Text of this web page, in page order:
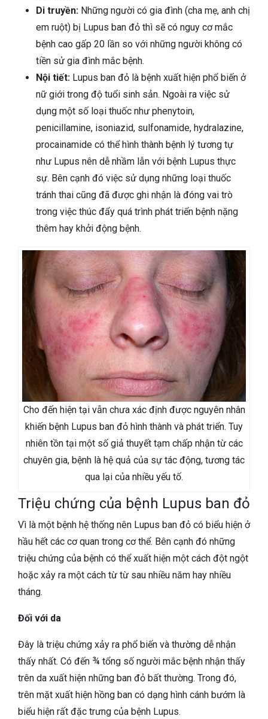
Di truyền: Những người có gia đình (cha mẹ, anh chị
em ruột) bị Lupus ban đỏ thì sẽ có nguy cơ mắc
bệnh cao gấp 20 lần so với những người không có
tiền sử gia đình mắc bệnh.
Nội tiết: Lupus ban đỏ là bệnh xuất hiện phổ biến ở
nữ giới trong độ tuổi sinh sản. Ngoài ra việc sử
dụng một số loại thuốc như phenytoin,
penicillamine, isoniazid, sulfonamide, hydralazine,
procainamide có thể hình thành bệnh lý tương tự
như Lupus nên dễ nhầm lẫn với bệnh Lupus thực
sự. Bên cạnh đó việc sử dụng những loại thuốc
tránh thai cũng đã được ghi nhận là đóng vai trò
trong việc thúc đẩy quá trình phát triển bệnh nặng
thêm hay khởi động bệnh.
Cho đến hiện tại vẫn chưa xác định được nguyên nhân
khiến bệnh Lupus ban đỏ hình thành và phát triển. Tuy
nhiên tồn tại một số giả thuyết tạm chấp nhận từ các
chuyên gia, bệnh là hệ quả của sự tác động, tương tác
qua lại của nhiều yếu tố.
Triệu chứng của bệnh Lupus ban đỏ
Vì là một bệnh hệ thống nên Lupus ban đỏ có biểu hiện ở
hầu hết các cơ quan trong cơ thể. Bên cạnh đó những
triệu chứng của bệnh có thể xuất hiện một cách đột ngột
hoặc xảy ra một cách từ từ sau nhiều năm hay nhiều
tháng.
Đối với da
Đây là triệu chứng xảy ra phổ biến và thường dễ nhận
thấy nhất. Có đến ¾ tổng số người mắc bệnh nhận thấy
trên da xuất hiện những ban đỏ bất thường. Trong đó,
trên mặt xuất hiện hồng ban có dạng hình cánh bướm là
biểu hiện rất đặc trưng của bệnh Lupus.